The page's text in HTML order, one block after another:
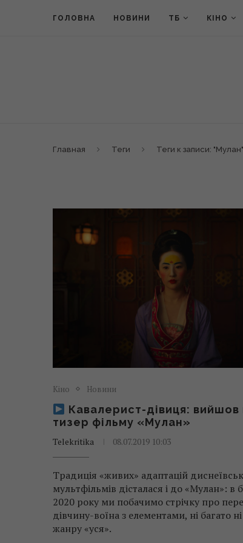
ГОЛОВНА НОВИНИ ТБ КІНО
Главная Теги Теги к записи: "Мулан"
Кіно Новини
Кавалерист-дівиця:
тизер фільму «Мулан»
Telekritika 08.07.2019 10:03
Традиція «живих» адаптацій
мультфільмів дісталася і до «Мулан»: в
2020 року ми побачимо стрічку про
дівчину-воїна з елементами, ні багато
жанру «уся».